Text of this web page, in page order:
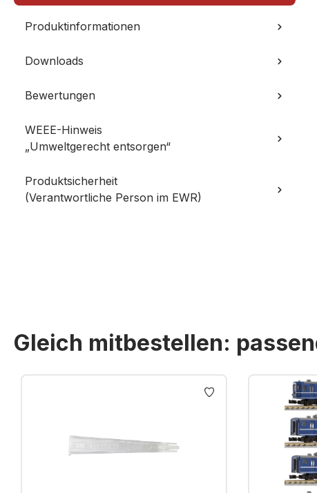
Produktinformationen
Downloads
Bewertungen
WEEE-Hinweis
„Umweltgerecht entsorgen“
Produktsicherheit
(Verantwortliche Person im EWR)
Gleich mitbestellen:
Produktgalerie überspringen